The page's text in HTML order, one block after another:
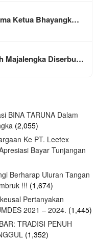
Ketua Bhayangk…
Majalengka Diserbu…
BINA TARUNA Dalam
(2,055)
Ke PT. Leetex
Bayar Tunjangan
Berharap Uluran Tangan
!!! (1,674)
Pertanyakan
2021 – 2024. (1,445)
TRADISI PENUH
(1,352)